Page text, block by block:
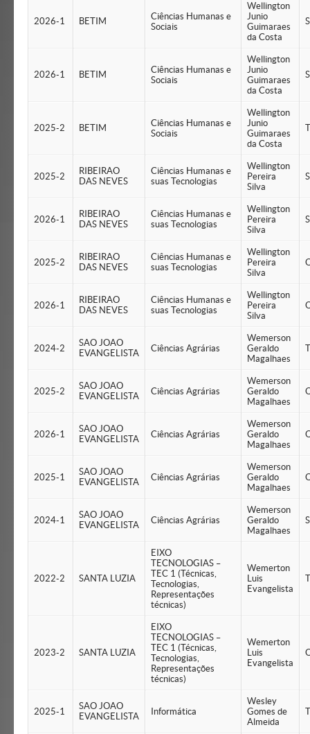
2026-1 BETIM
Ciências Humanas e
Sociais
Wellington
Junio
Guimaraes
da Costa
2026-1 BETIM
Ciências Humanas e
Sociais
Wellington
Junio
Guimaraes
da Costa
2025-2 BETIM
Ciências Humanas e
Sociais
Wellington
Junio
Guimaraes
da Costa
2025-2
RIBEIRAO
DAS NEVES
Ciências Humanas e
suas Tecnologias
Wellington
Pereira
Silva
2026-1
RIBEIRAO
DAS NEVES
Ciências Humanas e
suas Tecnologias
Wellington
Pereira
Silva
2025-2
RIBEIRAO
DAS NEVES
Ciências Humanas e
suas Tecnologias
Wellington
Pereira
Silva
2026-1
RIBEIRAO
DAS NEVES
Ciências Humanas e
suas Tecnologias
Wellington
Pereira
Silva
2024-2
SAO JOAO
EVANGELISTA
Ciências Agrárias
Wemerson
Geraldo
Magalhaes
2025-2
SAO JOAO
EVANGELISTA
Ciências Agrárias
Wemerson
Geraldo
Magalhaes
2026-1
SAO JOAO
EVANGELISTA
Ciências Agrárias
Wemerson
Geraldo
Magalhaes
2025-1
SAO JOAO
EVANGELISTA
Ciências Agrárias
Wemerson
Geraldo
Magalhaes
2024-1
SAO JOAO
EVANGELISTA
Ciências Agrárias
Wemerson
Geraldo
Magalhaes
2022-2 SANTA LUZIA
EIXO
TECNOLOGIAS –
TEC 1 (Técnicas,
Tecnologias,
Representações
técnicas)
Wemerton
Luis
Evangelista
2023-2 SANTA LUZIA
EIXO
TECNOLOGIAS –
TEC 1 (Técnicas,
Tecnologias,
Representações
técnicas)
Wemerton
Luis
Evangelista
2025-1
SAO JOAO
EVANGELISTA
Informática
Wesley
Gomes de
Almeida